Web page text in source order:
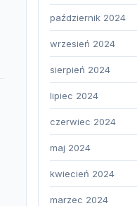
październik 2024
wrzesień 2024
sierpień 2024
lipiec 2024
czerwiec 2024
maj 2024
kwiecień 2024
marzec 2024